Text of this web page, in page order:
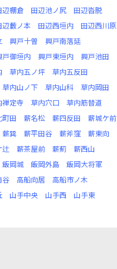
辺棚倉 田辺池ノ尻
田辺沓脱
辺藪ノ本 田辺西垣内
田辺西川原
興戸十曽
興戸南落延
戸御垣内 興戸東垣内
興戸池田
草内五ノ坪
草内五反田
草内山ノ下 草内山科
草内岡田
禅定寺 草内穴口
草内筋替道
町田 薪名松 薪四反田
薪城ケ前
薪巽 薪平田谷 薪斧窪
薪東向
辻 薪茶屋前 薪薊
薪西山
飯岡城 飯岡外島
飯岡大将軍
谷 高船向居
高船市ノ木
山手中央 山手西
山手東